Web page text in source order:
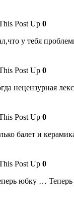
0
у тебя
0
нецензурная
0
балет и
0
юбку … Теперь